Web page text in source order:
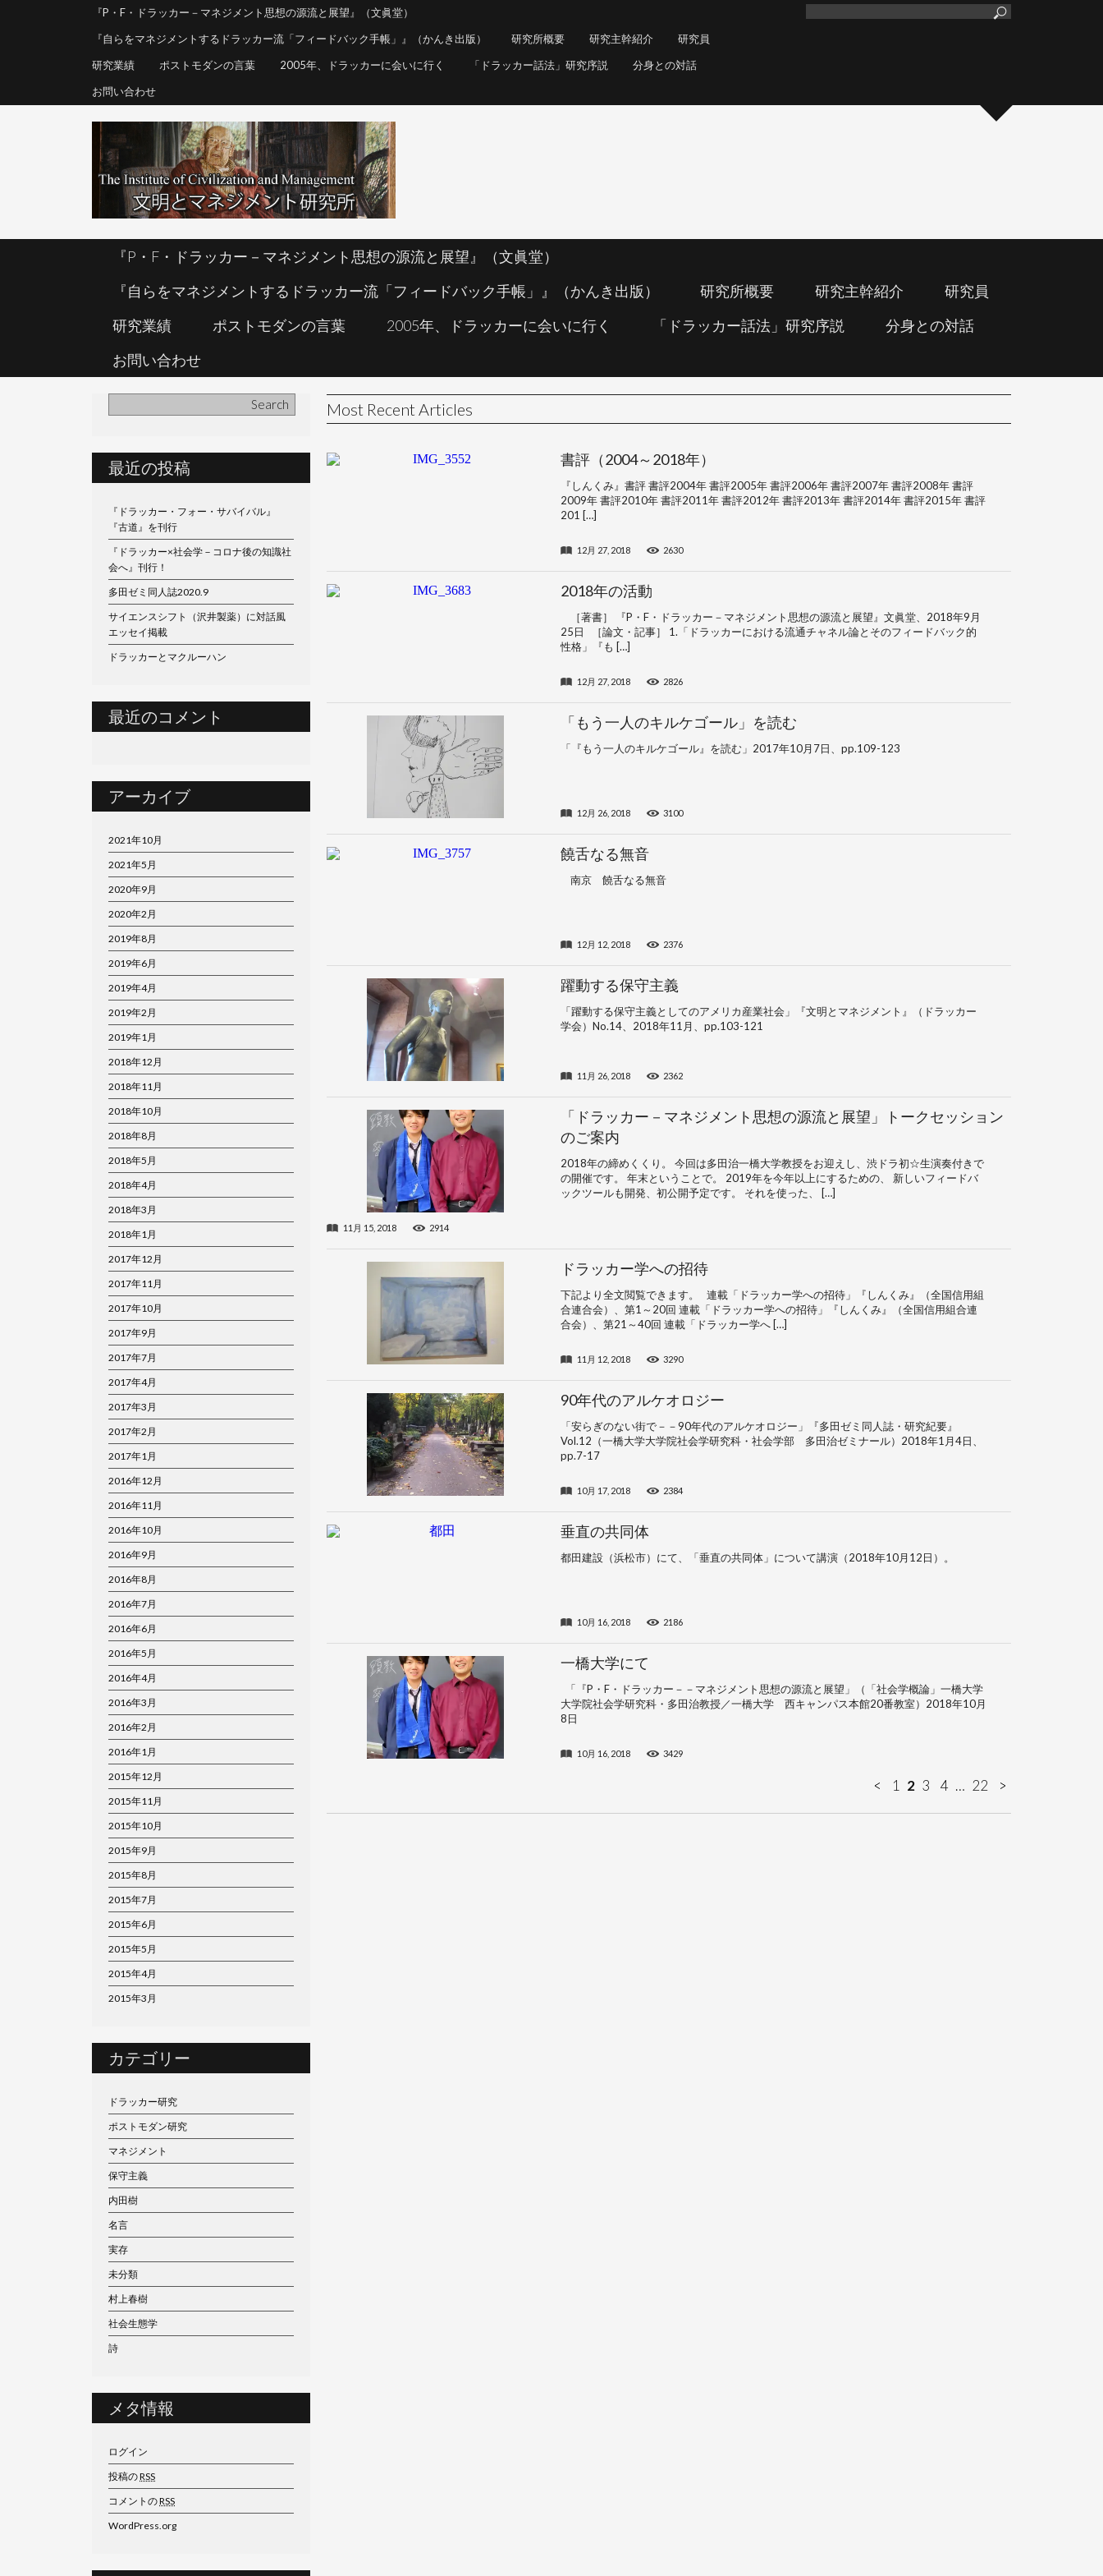
『P・F・ドラッカー－マネジメント思想の源流と展望』（文眞堂）
研究業績
お問い合わせ
『P・F・ドラッカー－マネジメント思想の源流と展望』（文眞堂）
『自らをマネジメントするドラッカー流「フィードバック手帳」』（かんき出版）
研究所概要 研究主幹紹介
研究員
研究業績
ポストモダンの言葉 2005年、ドラッカーに会いに行く 「ドラッカー話法」研究序説
分身との対話
お問い合わせ
『P・F・ドラッカー－マネジメント思想の源流と展望』（文眞堂）
『自らをマネジメントするドラッカー流「フィードバック手帳」』（かんき出版）
研究所概要 研究主幹紹介
研究員
研究業績
ポストモダンの言葉 2005年、ドラッカーに会いに行く 「ドラッカー話法」研究序説
分身との対話
お問い合わせ
最近の投稿
『ドラッカー・フォー・サバイバル』
『古道』を刊行
『ドラッカー×社会学－コロナ後の知識社
会へ』刊行！
多田ゼミ同人誌2020.9
サイエンスシフト（沢井製薬）に対話風
エッセイ掲載
ドラッカーとマクルーハン
最近のコメント
アーカイブ
2021年10月
2021年5月
2020年9月
2020年2月
2019年8月
2019年6月
2019年4月
2019年2月
2019年1月
2018年12月
2018年11月
2018年10月
2018年8月
2018年5月
2018年4月
2018年3月
2018年1月
2017年12月
2017年11月
2017年10月
2017年9月
2017年7月
2017年4月
2017年3月
2017年2月
2017年1月
2016年12月
2016年11月
2016年10月
2016年9月
2016年8月
2016年7月
2016年6月
2016年5月
2016年4月
2016年3月
2016年2月
2016年1月
2015年12月
2015年11月
2015年10月
2015年9月
2015年8月
2015年7月
2015年6月
2015年5月
2015年4月
2015年3月
カテゴリー
ドラッカー研究
ポストモダン研究
マネジメント
保守主義
内田樹
名言
実存
未分類
村上春樹
社会生態学
詩
メタ情報
ログイン
投稿のRSS
コメントのRSS
WordPress.org
Most Recent Articles
書評（2004～2018年）
『しんくみ』書評 書評2004年 書評2005年 書評2006年 書評2007年 書評2008年 書評
2009年 書評2010年 書評2011年 書評2012年 書評2013年 書評2014年 書評2015年 書評
201 […]
12月 27, 2018 2630
2018年の活動
［著書］ 『P・F・ドラッカー－マネジメント思想の源流と展望』文眞堂、2018年9月
25日 ［論文・記事］ 1.「ドラッカーにおける流通チャネル論とそのフィードバック的
性格」『も […]
12月 27, 2018 2826
「もう一人のキルケゴール」を読む
「『もう一人のキルケゴール』を読む」2017年10月7日、pp.109-123
12月 26, 2018 3100
饒舌なる無音
南京 饒舌なる無音
12月 12, 2018 2376
躍動する保守主義
「躍動する保守主義としてのアメリカ産業社会」『文明とマネジメント』（ドラッカー
学会）No.14、2018年11月、pp.103-121
11月 26, 2018 2362
「ドラッカー－マネジメント思想の源流と展望」トークセッション
のご案内
2018年の締めくくり。 今回は多田治一橋大学教授をお迎えし、渋ドラ初☆生演奏付きで
の開催です。 年末ということで。 2019年を今年以上にするための、 新しいフィードバ
ックツールも開発、初公開予定です。 それを使った、 […]
11月 15, 2018 2914
ドラッカー学への招待
下記より全文閲覧できます。 連載「ドラッカー学への招待」『しんくみ』（全国信用組
合連合会）、第1～20回 連載「ドラッカー学への招待」『しんくみ』（全国信用組合連
合会）、第21～40回 連載「ドラッカー学へ […]
11月 12, 2018 3290
90年代のアルケオロジー
「安らぎのない街で－－90年代のアルケオロジー」『多田ゼミ同人誌・研究紀要』
Vol.12（一橋大学大学院社会学研究科・社会学部 多田治ゼミナール）2018年1月4日、
pp.7-17
10月 17, 2018 2384
垂直の共同体
都田建設（浜松市）にて、「垂直の共同体」について講演（2018年10月12日）。
10月 16, 2018 2186
一橋大学にて
「『P・F・ドラッカー－－マネジメント思想の源流と展望」（「社会学概論」一橋大学
大学院社会学研究科・多田治教授／一橋大学 西キャンパス本館20番教室）2018年10月
8日
10月 16, 2018 3429
1 2 3 4 … 22